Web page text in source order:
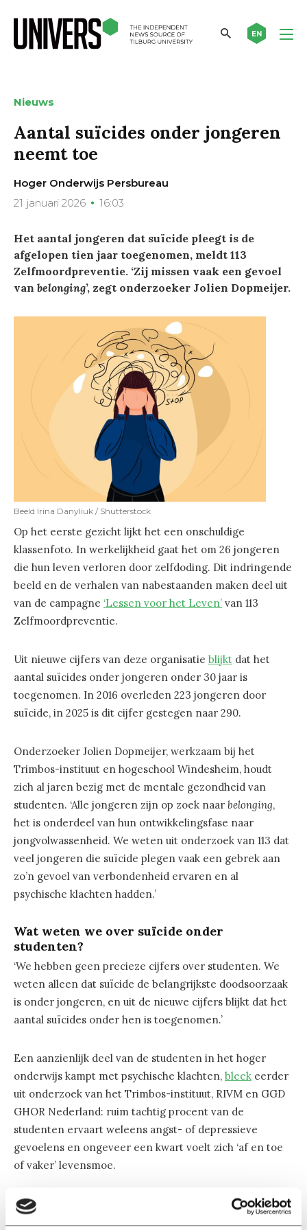
EN
Nieuws
Aantal suïcides onder jongeren
neemt toe
Hoger Onderwijs Persbureau
21 januari 2026
16:03
Het aantal jongeren dat suïcide pleegt is de
afgelopen tien jaar toegenomen, meldt 113
Zelfmoordpreventie. ‘Zij missen vaak een gevoel
van belonging’, zegt onderzoeker Jolien Dopmeijer.
Beeld Irina Danyliuk / Shutterstock
Op het eerste gezicht lijkt het een onschuldige
klassenfoto. In werkelijkheid gaat het om 26 jongeren
die hun leven verloren door zelfdoding. Dit indringende
beeld en de verhalen van nabestaanden maken deel uit
van de campagne ‘Lessen voor het Leven’ van 113
Zelfmoordpreventie.
Uit nieuwe cijfers van deze organisatie blijkt dat het
aantal suïcides onder jongeren onder 30 jaar is
toegenomen. In 2016 overleden 223 jongeren door
suïcide, in 2025 is dit cijfer gestegen naar 290.
Onderzoeker Jolien Dopmeijer, werkzaam bij het
Trimbos-instituut en hogeschool Windesheim, houdt
zich al jaren bezig met de mentale gezondheid van
studenten. ‘Alle jongeren zijn op zoek naar belonging,
het is onderdeel van hun ontwikkelingsfase naar
jongvolwassenheid. We weten uit onderzoek van 113 dat
veel jongeren die suïcide plegen vaak een gebrek aan
zo’n gevoel van verbondenheid ervaren en al
psychische klachten hadden.’
Wat weten we over suïcide onder
studenten?
‘We hebben geen precieze cijfers over studenten. We
weten alleen dat suïcide de belangrijkste doodsoorzaak
is onder jongeren, en uit de nieuwe cijfers blijkt dat het
aantal suïcides onder hen is toegenomen.’
Een aanzienlijk deel van de studenten in het hoger
onderwijs kampt met psychische klachten, bleek eerder
uit onderzoek van het Trimbos-instituut, RIVM en GGD
GHOR Nederland: ruim tachtig procent van de
studenten ervaart weleens angst- of depressieve
gevoelens en ongeveer een kwart voelt zich ‘af en toe
of vaker’ levensmoe.
Dopmeijer: ‘Het is een complex onderwerp. Als iemand